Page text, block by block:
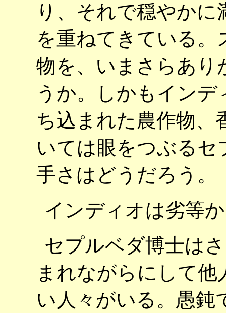
り、それで穏やか
を重ねてきている
物を、いまさらあり
うか。しかもイン
ち込まれた農作物、
いては眼をつぶるセ
手さはどうだろう。
インディオは劣等か
セプルベダ博士は
まれながらにして
い人々がいる。愚鈍